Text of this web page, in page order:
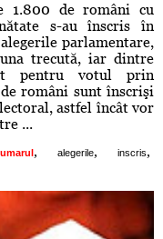
1.800 de români cu
s-au înscris în
parlamentare,
trecută, iar dintre
pentru votul prin
români sunt înscrişi
astfel încât vor
...
, alegerile, inscris,